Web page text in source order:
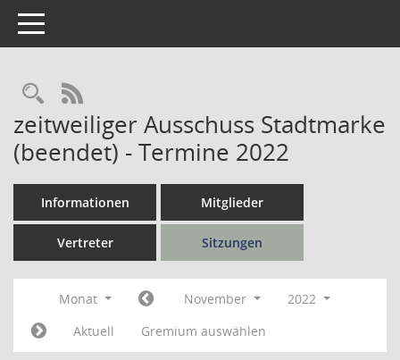
Toggle navigation
Rechercheauswahl
RSS-Feed
zeitweiliger Ausschuss Stadtmarke
(beendet) - Termine 2022
Informationen Mitglieder
Vertreter Sitzungen
Monat November
2022
Aktuell
Gremium auswählen